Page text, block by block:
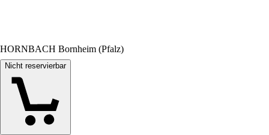
HORNBACH Bornheim (Pfalz)
Nicht reservierbar